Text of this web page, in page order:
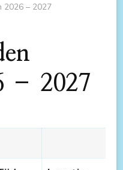
2026 – 2027
– 2027